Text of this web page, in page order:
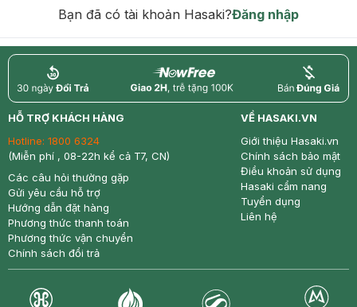
Bạn đã có tài khoản Hasaki?Đăng nhập
return nowfree price
HỖ TRỢ KHÁCH HÀNG
Hotline: 1800 6324
(Miễn phí , 08-22h kể cả T7, CN)
Các câu hỏi thường gặp
Gửi yêu cầu hỗ trợ
Hướng dẫn đặt hàng
Phương thức thanh toán
Phương thức vận chuyển
Chính sách đổi trả
VỀ HASAKI.VN
Giới thiệu Hasaki.vn
Chính sách bảo mật
Điều khoản sử dụng
Hasaki cẩm nang
Tuyển dụng
Liên hệ